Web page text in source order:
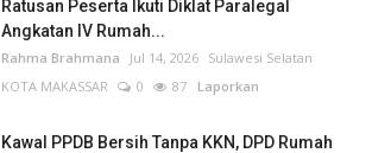
Ratusan Peserta Ikuti Diklat Paralegal
Angkatan IV Rumah...
Rahma Brahmana Jul 14, 2026 Sulawesi Selatan
KOTA MAKASSAR
0 87 Laporkan
Kawal PPDB Bersih Tanpa KKN, DPD Rumah